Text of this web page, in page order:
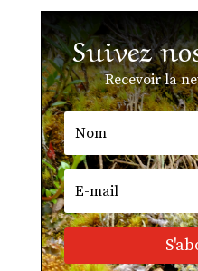
Suivez
Recevoir la